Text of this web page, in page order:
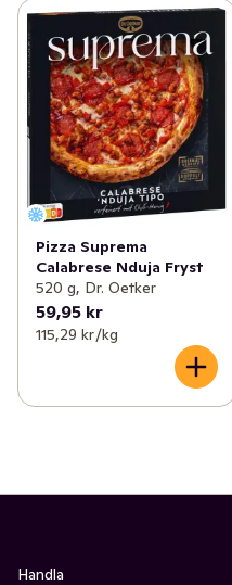
Pizza Suprema
Calabrese Nduja Fryst
520 g, Dr. Oetker
59,95 kr
115,29 kr /kg
Handla